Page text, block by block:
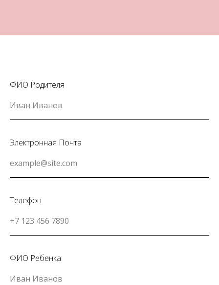
ФИО Родителя
Электронная Почта
Телефон
ФИО Ребенка